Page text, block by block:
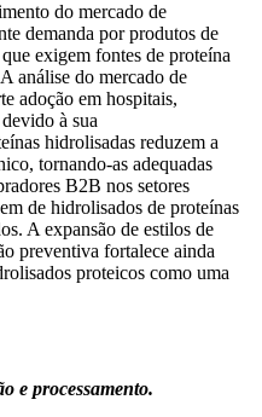
do mercado de
demanda por produtos de
exigem fontes de proteína
análise do mercado de
adoção em hospitais,
à sua
hidrolisadas reduzem a
tornando-as adequadas
B2B nos setores
de hidrolisados ​​de proteínas
A expansão de estilos de
preventiva fortalece ainda
​​proteicos como uma
e processamento.